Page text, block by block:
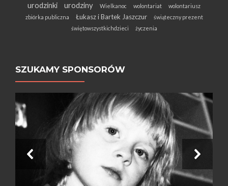
urodzinki urodziny Wielkanoc wolontariat
wolontariusz
zbiórka publiczna
Łukasz i Bartek Jaszczur
świąteczny prezent
świętowszystkichdzieci
życzenia
SZUKAMY SPONSORÓW